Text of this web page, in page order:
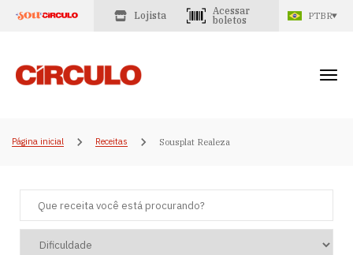
Lojista
Acessar
boletos
PTBR
Página inicial Receitas Sousplat Realeza